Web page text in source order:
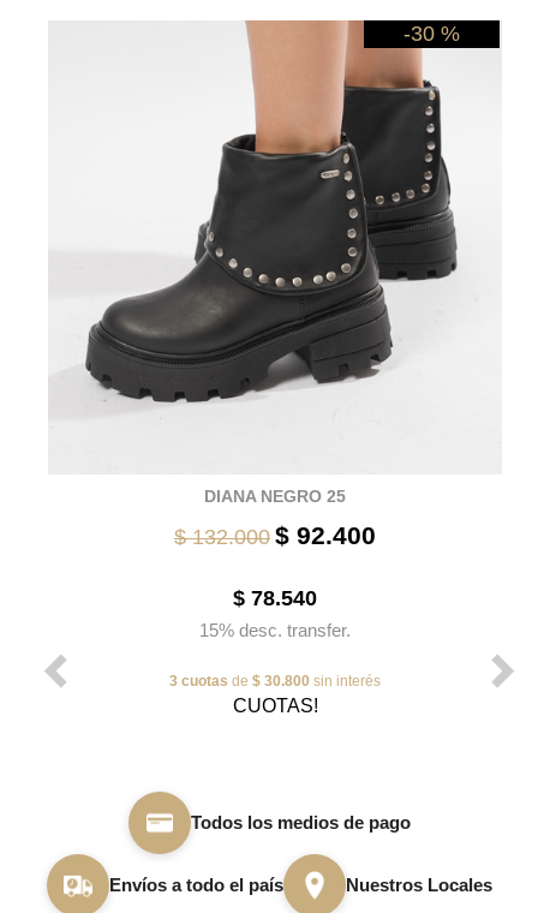
-30 %
DIANA NEGRO 25
$ 132.000 $ 92.400
$ 78.540
15% desc. transfer.
3 cuotas de $ 30.800 sin interés
CUOTAS!
Todos los medios de pago
Envíos a todo el país Nuestros Locales